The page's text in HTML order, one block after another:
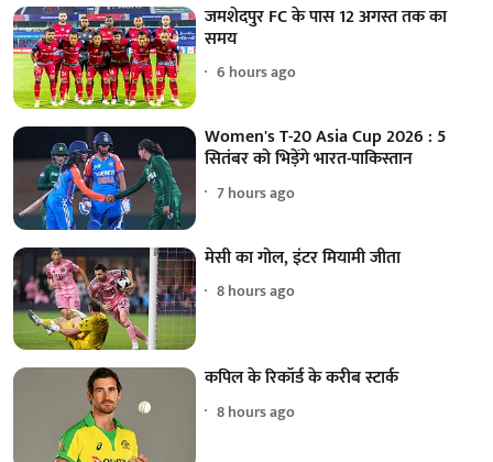
जमशेदपुर FC के पास 12 अगस्त तक का
समय
6 hours ago
Women's T-20 Asia Cup 2026 : 5
सितंबर को भिड़ेंगे भारत-पाकिस्तान
7 hours ago
मेसी का गोल, इंटर मियामी जीता
8 hours ago
कपिल के रिकॉर्ड के करीब स्टार्क
8 hours ago